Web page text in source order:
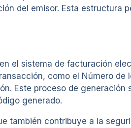
del emisor. Esta estructura
el sistema de facturación
como el Número de
Este proceso de generación
generado.
también contribuye a la